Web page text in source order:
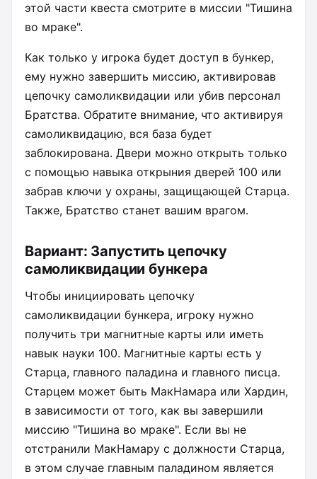
этой части квеста смотрите в миссии "Тишина
во мраке".
Как только у игрока будет доступ в бункер,
ему нужно завершить миссию, активировав
цепочку самоликвидации или убив персонал
Братства. Обратите внимание, что активируя
самоликвидацию, вся база будет
заблокирована. Двери можно открыть только
с помощью навыка открыния дверей 100 или
забрав ключи у охраны, защищающей Старца.
Также, Братство станет вашим врагом.
Вариант: Запустить цепочку
самоликвидации бункера
Чтобы инициировать цепочку
самоликвидации бункера, игроку нужно
получить три магнитные карты или иметь
навык науки 100. Магнитные карты есть у
Старца, главного паладина и главного писца.
Старцем может быть МакНамара или Хардин,
в зависимости от того, как вы завершили
миссию "Тишина во мраке". Если вы не
отстранили МакНамару с должности Старца,
в этом случае главным паладином является